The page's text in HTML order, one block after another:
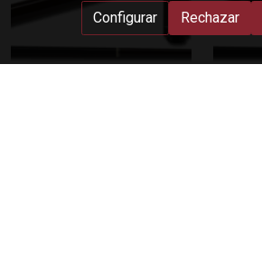
Configurar Rechazar